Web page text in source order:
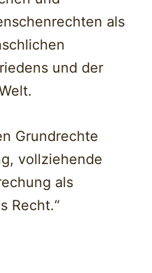
als
und der
Grundrechte
vollziehende
als
Recht.“